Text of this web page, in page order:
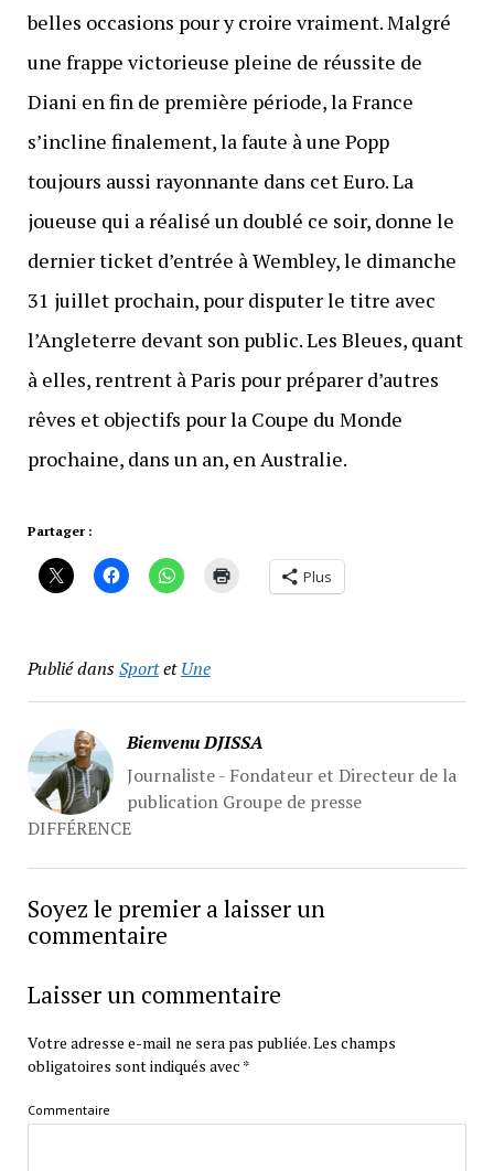
belles occasions pour y croire vraiment. Malgré
une frappe victorieuse pleine de réussite de
Diani en fin de première période, la France
s’incline finalement, la faute à une Popp
toujours aussi rayonnante dans cet Euro. La
joueuse qui a réalisé un doublé ce soir, donne le
dernier ticket d’entrée à Wembley, le dimanche
31 juillet prochain, pour disputer le titre avec
l’Angleterre devant son public. Les Bleues, quant
à elles, rentrent à Paris pour préparer d’autres
rêves et objectifs pour la Coupe du Monde
prochaine, dans un an, en Australie.
Partager :
Plus
Publié dansSportetUne
Bienvenu DJISSA
Journaliste - Fondateur et Directeur de la
publication Groupe de presse
DIFFÉRENCE
Soyez le premier a laisser un
commentaire
Laisser un commentaire
Votre adresse e-mail ne sera pas publiée.Les champs
obligatoires sont indiqués avec *
Commentaire